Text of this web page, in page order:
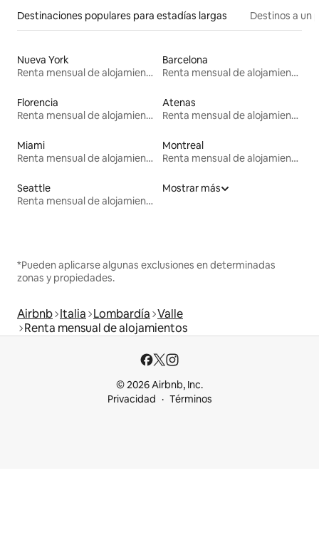
Destinaciones populares para estadías largas Destinos a un
Nueva York
Renta mensual de alojamientos
Barcelona
Renta mensual de alojamientos
Florencia
Renta mensual de alojamientos
Atenas
Renta mensual de alojamientos
Miami
Renta mensual de alojamientos
Montreal
Renta mensual de alojamientos
Seattle
Renta mensual de alojamientos
Mostrar más
*Pueden aplicarse algunas exclusiones en determinadas
zonas y propiedades.
Airbnb Italia Lombardía Valle
Renta mensual de alojamientos
© 2026 Airbnb, Inc.
Privacidad
Términos